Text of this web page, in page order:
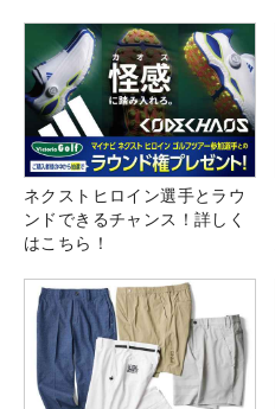
ネクストヒロイン選手とラウ
ンドできるチャンス！詳しく
はこちら！